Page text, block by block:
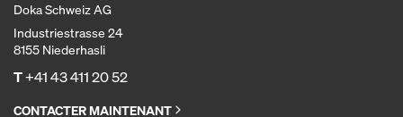
Doka Schweiz AG
Industriestrasse 24
8155 Niederhasli
T+41 43 411 20 52
CONTACTER MAINTENANT